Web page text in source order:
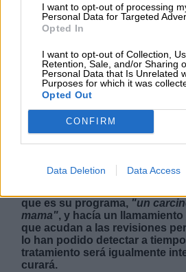
I want to opt-out of processing
Personal Data for Targeted
Opted In
I want to opt-out of Collection,
Retention, Sale, and/or Sharing
Personal Data that Is Unrelated
Purposes for which it was
Opted Out
CONFIRM
Data Deletion Data Access
Ana Rosa Quintana
padece cáncer de
temporalmente su
Ana Rosa Quintana ha
tiene cáncer. La conocida
espacio propio en televisión,
, sorprendía a la
tumor que la apartará de su
hablaba de este momento
me ha pasado en la vida"
. La
que es su programa, "un
mama", y hacía un
que acudan a las revisiones
lo han podido detectar a
tratamiento será igualmente
curará.